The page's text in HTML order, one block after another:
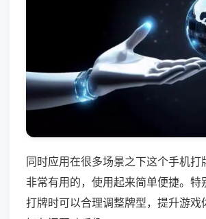
同时应用在很多场景之下这个手机打
非常有用的，使用起来简单便捷。特
打牌时可以合理调整牌型，提升游戏